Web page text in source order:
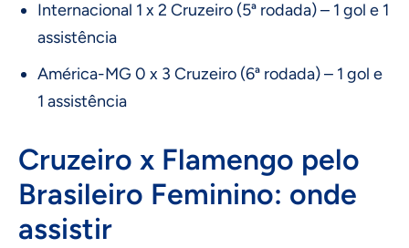
Internacional 1 x 2 Cruzeiro (5ª rodada) – 1 gol e 1
assistência
América-MG 0 x 3 Cruzeiro (6ª rodada) – 1 gol e
1 assistência
Cruzeiro x Flamengo pelo
Brasileiro Feminino: onde
assistir